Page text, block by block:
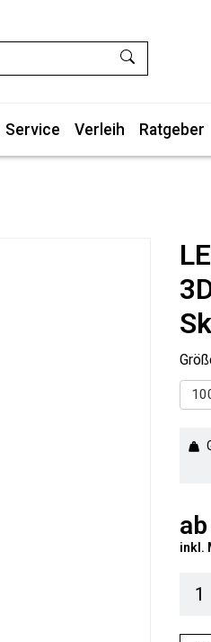
Service Verleih Ratgeber
ab
inkl.